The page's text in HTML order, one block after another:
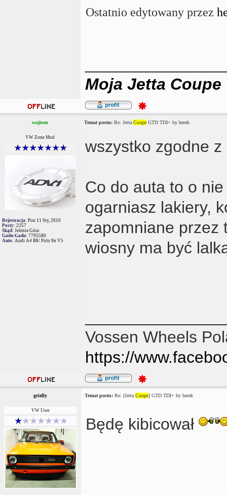
Ostatnio edytowany przez
Moja Jetta Coupe
wojtsen Temat postu: Re: Jetta Coupe GTD TDI+ by herek
VW Zone Mod
Rejestracja: Pon 11 Sty, 2010
Posty: 2257
Skąd: Jelenia Góra
Gadu-Gadu: 7795580
Auto: Audi A4 B8/ Polo 9n V5
wszystko zgodne
Co do auta to o
ogarniasz lakiery,
zapomniane przez
wiosny ma być
Vossen Wheels
https://
grizlly Temat postu: Re: [Jetta Coupe] GTD TDI+ by herek
VW User
Będę kibicował